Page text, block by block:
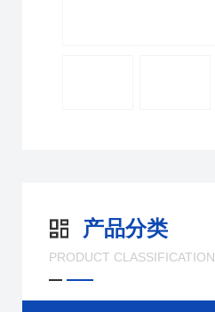
产品分类
PRODUCT CLASSIFICATION